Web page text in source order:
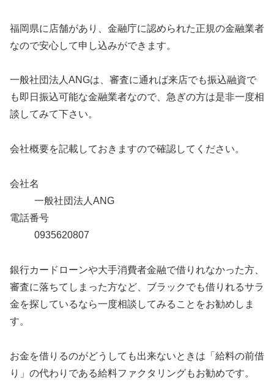
福岡県に店舗があり、金融庁に認められた正規の金融業者
なので安心して申し込みができます。
一般社団法人ANGは、審査に通れば来店でも振込融資で
も即日振込可能な金融業者なので、急ぎの方は是非一度相
談してみて下さい。
会社概要を記載しておきますので確認してください。
会社名
一般社団法人ANG
電話番号
0935620807
銀行カードローンや大手消費者金融で借りれなかった方、
審査に落ちてしまった方など、ブラックでも借りれるサラ
金を探しているなら一度相談してみることをお勧めしま
す。
お金を借りるのがどうしても出来ないときは「給料の前借
り」の代わりである給料ファクタリングもお勧めです。